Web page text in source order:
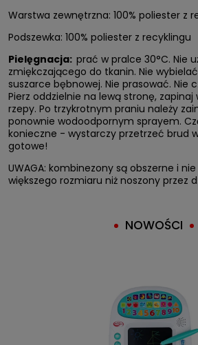
Warstwa zewnętrzna: 100% poliester z
Podszewka: 100% poliester z recyklingu
Pielęgnacja: prać w pralce 30°C. Nie
zmiękczającego do tkanin. Nie
suszarce bębnowej. Nie prasować. Nie
Pierz oddzielnie na lewą stronę, zapinaj
rzepy. Po trzykrotnym praniu należy
ponownie wodoodpornym sprayem.
konieczne - wystarczy przetrzeć brud
gotowe!
UWAGA: kombinezony są obszerne i
większego rozmiaru niż noszony przez
NOWOŚCI